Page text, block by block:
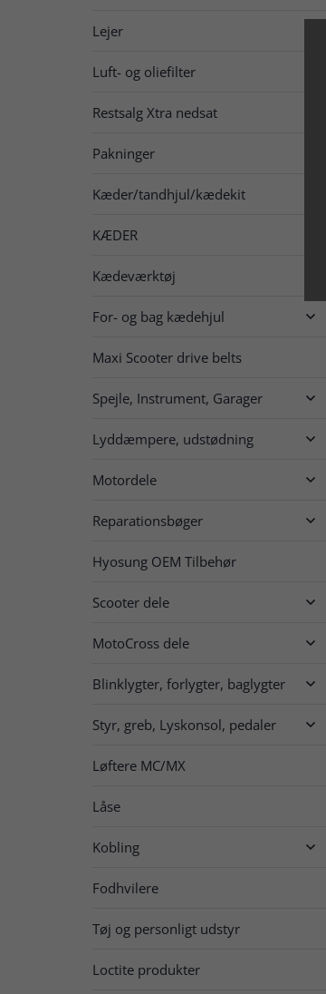
Lejer
Luft- og oliefilter
Restsalg Xtra nedsat
Pakninger
Kæder/tandhjul/kædekit
KÆDER
Kædeværktøj
For- og bag kædehjul 
Maxi Scooter drive belts
Spejle, Instrument, Garager 
Lyddæmpere, udstødning 
Motordele 
Reparationsbøger 
Hyosung OEM Tilbehør
Scooter dele 
MotoCross dele 
Blinklygter, forlygter, baglygter 
Styr, greb, Lyskonsol, pedaler 
Løftere MC/MX
Låse
Kobling 
Fodhvilere
Tøj og personligt udstyr
Loctite produkter